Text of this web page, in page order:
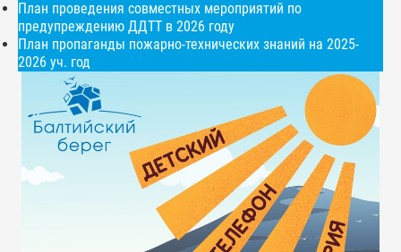
План проведения совместных мероприятий по
предупреждению ДДТТ в 2026 году
План пропаганды пожарно-технических знаний на 2025-
2026 уч. год